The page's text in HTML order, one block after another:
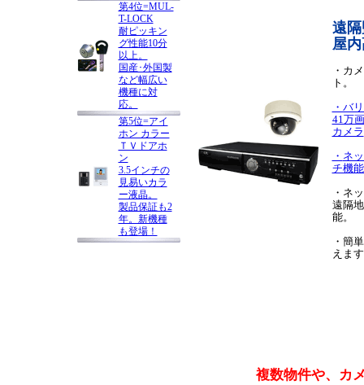
第4位=MUL-
T-LOCK
耐ピッキン
グ性能10分
以上。
国産･外国製
など幅広い
機種に対
応。
第5位=アイ
ホン カラー
ＴＶドアホ
ン
3.5インチの
見易いカラ
ー液晶。
製品保証も2
年。新機種
も登場！
遠
屋
・カ
ト。
・バ
41万
カメラ
・ ネ
チ機
・ネ
遠隔
能。
・簡
えま
複数物件や、カ